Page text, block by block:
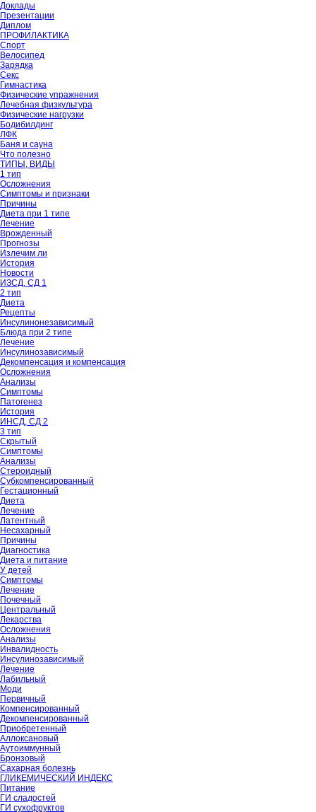
Доклады
Презентации
Диплом
ПРОФИЛАКТИКА
Спорт
Велосипед
Зарядка
Секс
Гимнастика
Физические упражнения
Лечебная физкультура
Физические нагрузки
Бодибилдинг
ЛФК
Баня и сауна
Что полезно
ТИПЫ, ВИДЫ
1 тип
Осложнения
Симптомы и признаки
Причины
Диета при 1 типе
Лечение
Врожденный
Прогнозы
Излечим ли
История
Новости
ИЗСД, СД 1
2 тип
Диета
Рецепты
Инсулинонезависимый
Блюда при 2 типе
Лечение
Инсулинозависимый
Декомпенсация и компенсация
Осложнения
Анализы
Симптомы
Патогенез
История
ИНСД, СД 2
3 тип
Скрытый
Симптомы
Анализы
Стероидный
Субкомпенсированный
Гестационный
Диета
Лечение
Латентный
Несахарный
Причины
Диагностика
Диета и питание
У детей
Симптомы
Лечение
Почечный
Центральный
Лекарства
Осложнения
Анализы
Инвалидность
Инсулинозависимый
Лечение
Лабильный
Моди
Первичный
Компенсированный
Декомпенсированный
Приобретенный
Аллоксановый
Аутоиммунный
Бронзовый
Сахарная болезнь
ГЛИКЕМИЧЕСКИЙ ИНДЕКС
Питание
ГИ сладостей
ГИ сухофруктов